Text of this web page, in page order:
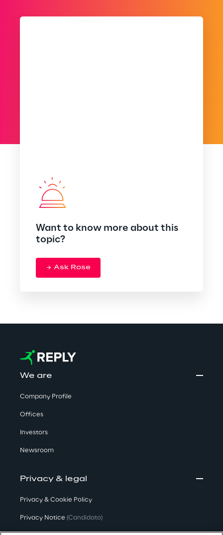
Want to know more about this
topic?
Ask Rose
We are
Company Profile
Offices
Investors
Newsroom
Privacy & legal
Privacy & Cookie Policy
Privacy Notice (Candidato)